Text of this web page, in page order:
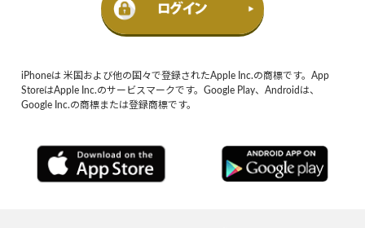
iPhoneは 米国および他の国々で登録されたApple Inc.の商標です。App
StoreはApple Inc.のサービスマークです。Google Play、Androidは、
Google Inc.の商標または登録商標です。